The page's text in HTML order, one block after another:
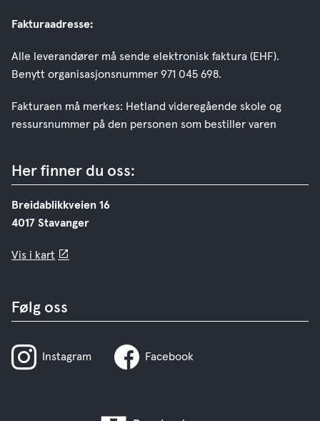
Fakturaadresse:
Alle leverandører må sende elektronisk faktura (EHF).
Benytt organisasjonsnummer 971 045 698.
Fakturaen må merkes: Hetland videregående skole og
ressursnummer på den personen som bestiller varen
Her finner du oss:
Breidablikkveien 16
4017 Stavanger
Vis i kart
Følg oss
Instagram Facebook